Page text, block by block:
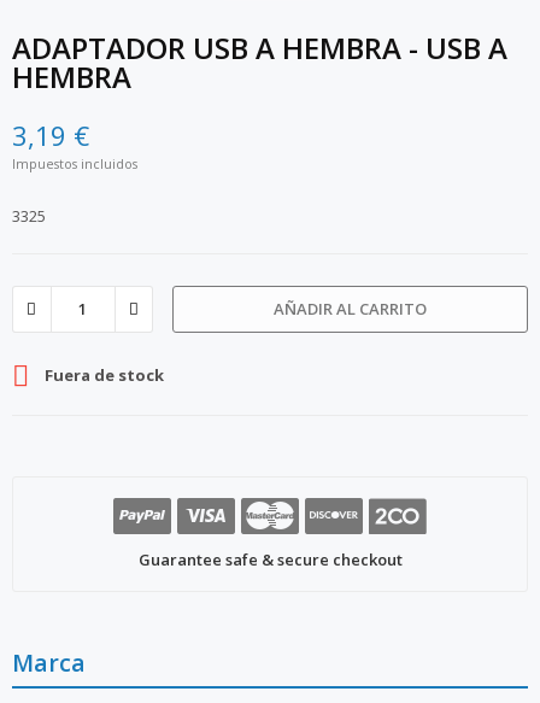
ADAPTADOR USB A HEMBRA - USB A
HEMBRA
3,19 €
Impuestos incluidos
3325
AÑADIR AL CARRITO
 Fuera de stock
Guarantee safe & secure checkout
Marca